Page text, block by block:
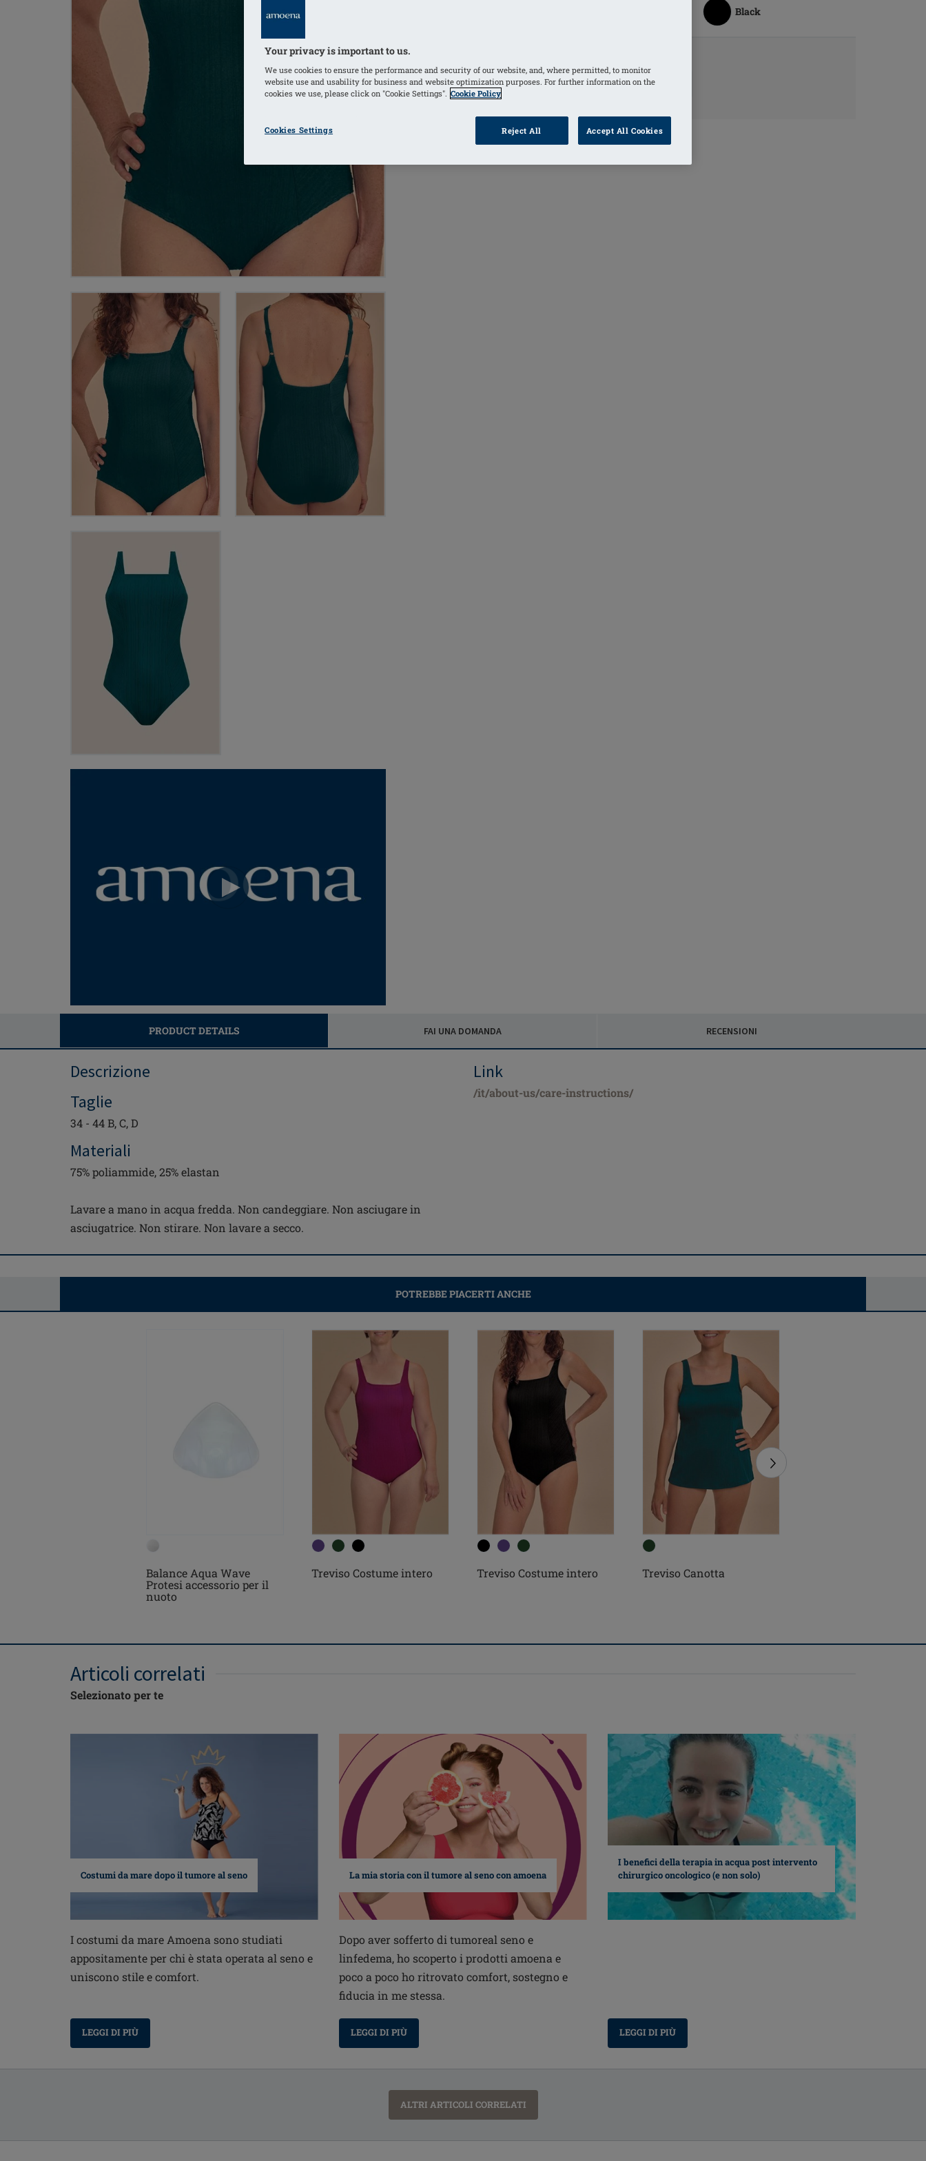
Black
TROVA UN
RIVENDITORE
INFORMAZIONI
PRODUCT DETAILS FAI UNA DOMANDA RECENSIONI
Descrizione
Taglie
34 - 44 B, C, D
Materiali
75% poliammide, 25% elastan
Lavare a mano in acqua fredda. Non candeggiare. Non asciugare in
asciugatrice. Non stirare. Non lavare a secco.
Link
/it/about-us/care-instructions/
POTREBBE PIACERTI ANCHE
Balance Aqua Wave
Protesi accessorio per il
nuoto
Treviso Costume intero Treviso Costume intero Treviso Canotta
Articoli correlati
Selezionato per te
Costumi da mare dopo il tumore al seno
I costumi da mare Amoena sono studiati
appositamente per chi è stata operata al seno e
uniscono stile e comfort.
LEGGI DI PIÙ
La mia storia con il tumore al seno con amoena
Dopo aver sofferto di tumoreal seno e
linfedema, ho scoperto i prodotti amoena e
poco a poco ho ritrovato comfort, sostegno e
fiducia in me stessa.
LEGGI DI PIÙ
I benefici della terapia in acqua post intervento
chirurgico oncologico (e non solo)
LEGGI DI PIÙ
ALTRI ARTICOLI CORRELATI
Your privacy is important to us.
We use cookies to ensure the performance and security of our website, and, where permitted, to monitor
website use and usability for business and website optimization purposes. For further information on the
cookies we use, please click on "Cookie Settings". Cookie Policy
Cookies Settings Reject All Accept All Cookies